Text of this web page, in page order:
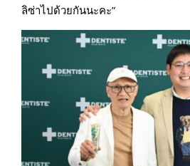
ลิซ่าไปด้วยกันนะคะ”